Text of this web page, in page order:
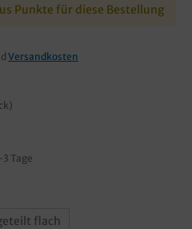
Punkte für diese Bestellung
Versandkosten
Tage
flach